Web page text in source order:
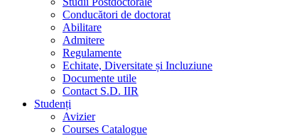
Conducători de doctorat
Abilitare
Admitere
Regulamente
Echitate, Diversitate și Incluziune
Documente utile
Contact S.D. IIR
Studenți
Avizier
Courses Catalogue